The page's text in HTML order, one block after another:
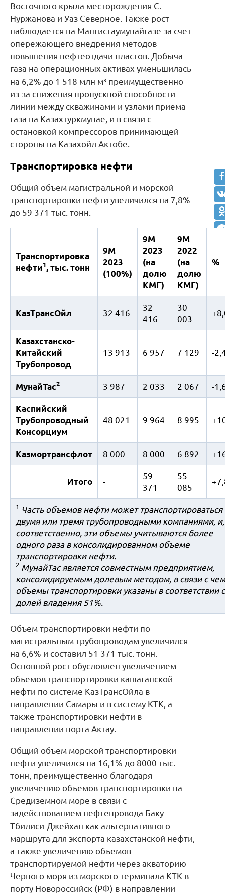
Восточного крыла месторождения С.
Нуржанова и Уаз Северное. Также рост
наблюдается на Мангистаумунайгазе за счет
опережающего внедрения методов
повышения нефтеотдачи пластов. Добыча
газа на операционных активах уменьшилась
на 6,2% до 1 518 млн м³ преимущественно
из-за снижения пропускной способности
линии между скважинами и узлами приема
газа на Казахтуркмунае, и в связи с
остановкой компрессоров принимающей
стороны на Казахойл Актобе.
Транспортировка нефти
Общий объем магистральной и морской
транспортировки нефти увеличился на 7,8%
до 59 371 тыс. тонн.
Транспортировка
нефти1, тыс. тонн
9М
2023
(100%)
9М
2023
(на
долю
КМГ)
9М
2022
(на
долю
КМГ)
%
КазТрансОйл 32 416
32
416
30
003
Казахстанско-
Китайский
Трубопровод
13 913 6 957 7 129 -
МунайТас2 3 987 2 033 2 067 -
Каспийский
Трубопроводный
Консорциум
48 021 9 964 8 995
Казмортрансфлот 8 000 8 000 6 892
Итого -
59
371
55
085
1 Часть объемов нефти может транспортироваться
двумя или тремя трубопроводными компаниями, и,
соответственно, эти объемы учитываются более
одного раза в консолидированном объеме
транспортировки нефти.
2 МунайТас является совместным предприятием,
консолидируемым долевым методом, в связи с чем
объемы транспортировки указаны в соответствии с
долей владения 51%.
Объем транспортировки нефти по
магистральным трубопроводам увеличился
на 6,6% и составил 51 371 тыс. тонн.
Основной рост обусловлен увеличением
объемов транспортировки кашаганской
нефти по системе КазТрансОйла в
направлении Самары и в систему КТК, а
также транспортировки нефти в
направлении порта Актау.
Общий объем морской транспортировки
нефти увеличился на 16,1% до 8000 тыс.
тонн, преимущественно благодаря
увеличению объемов транспортировки на
Средиземном море в связи с
задействованием нефтепровода Баку-
Тбилиси-Джейхан как альтернативного
маршрута для экспорта казахстанской нефти,
а также увеличению объемов
транспортируемой нефти через акваторию
Черного моря из морского терминала КТК в
порту Новороссийск (РФ) в направлении